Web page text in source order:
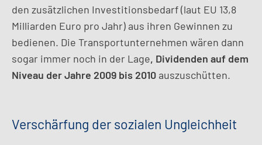
den zusätzlichen Investitionsbedarf (laut EU 13,8
Milliarden Euro pro Jahr) aus ihren Gewinnen zu
bedienen. Die Transportunternehmen wären dann
sogar immer noch in der Lage, Dividenden auf dem
Niveau der Jahre 2009 bis 2010 auszuschütten.
Verschärfung der sozialen Ungleichheit